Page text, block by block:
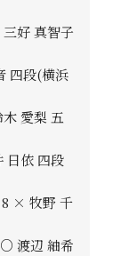
好 真智子
四段(横浜
愛梨 五
日依 四段
8 × 牧野 千
渡辺 紬希